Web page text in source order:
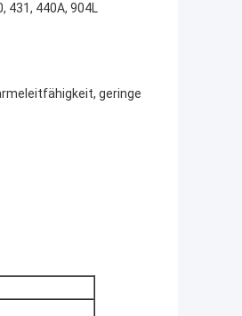
431, 440A, 904L
geringe